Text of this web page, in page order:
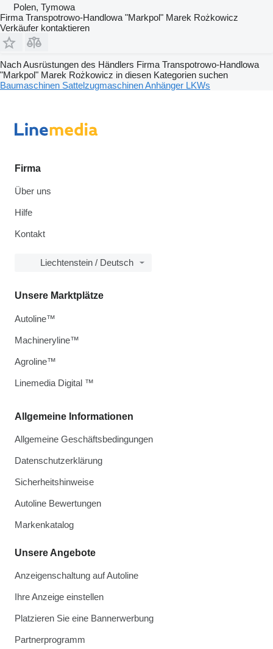
Polen, Tymowa
Firma Transpotrowo-Handlowa "Markpol" Marek Rożkowicz
Verkäufer kontaktieren
Nach Ausrüstungen des Händlers Firma Transpotrowo-Handlowa
"Markpol" Marek Rożkowicz in diesen Kategorien suchen
Baumaschinen SattelzugmaschinenAnhänger LKWs
Firma
Über uns
Hilfe
Kontakt
Liechtenstein / Deutsch
Allgemeine Informationen
Allgemeine Geschäftsbedingungen
Datenschutzerklärung
Sicherheitshinweise
Autoline Bewertungen
Markenkatalog
Unsere Angebote
Anzeigenschaltung auf Autoline
Ihre Anzeige einstellen
Platzieren Sie eine Bannerwerbung
Partnerprogramm
Unsere Marktplätze
Autoline™
Machineryline™
Agroline™
Linemedia Digital ™